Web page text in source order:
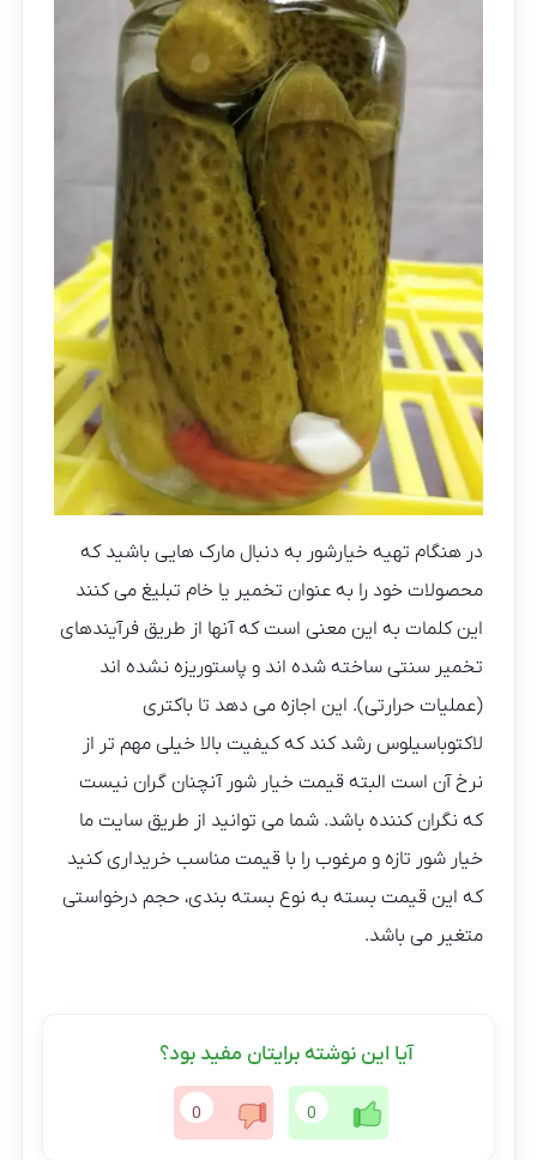
در هنگام تهیه خیارشور به دنبال مارک هایی باشید که
محصولات خود را به عنوان تخمیر یا خام تبلیغ می کنند
این کلمات به این معنی است که آنها از طریق فرآیندهای
تخمیر سنتی ساخته شده اند و پاستوریزه نشده اند
(عملیات حرارتی). این اجازه می دهد تا باکتری
لاکتوباسیلوس رشد کند که کیفیت بالا خیلی مهم تر از
نرخ آن است البته قیمت خیار شور آنچنان گران نیست
که نگران کننده باشد. شما می توانید از طریق سایت ما
خیار شور تازه و مرغوب را با قیمت مناسب خریداری کنید
که این قیمت بسته به نوع بسته بندی، حجم درخواستی
متغیر می باشد.
آیا این نوشته برایتان مفید بود؟
0
0